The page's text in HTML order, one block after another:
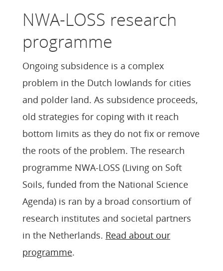
NWA-LOSS research
programme
Ongoing subsidence is a complex
problem in the Dutch lowlands for cities
and polder land. As subsidence proceeds,
old strategies for coping with it reach
bottom limits as they do not fix or remove
the roots of the problem. The research
programme NWA-LOSS (Living on Soft
Soils, funded from the National Science
Agenda) is ran by a broad consortium of
research institutes and societal partners
in the Netherlands. Read about our
programme.